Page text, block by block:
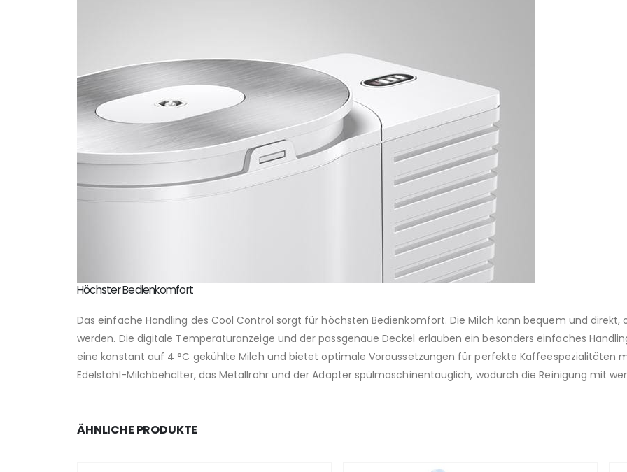
Höchster Bedienkomfort
Das einfache Handling des Cool Control sorgt für höchsten Bedienkomfort. Die Milch kann bequem und
werden. Die digitale Temperaturanzeige und der passgenaue Deckel erlauben ein besonders einfaches
eine konstant auf 4 °C gekühlte Milch und bietet optimale Voraussetzungen für perfekte Kaffeespezialitäten
Edelstahl-Milchbehälter, das Metallrohr und der Adapter spülmaschinentauglich, wodurch die Reinigung mit
ÄHNLICHE PRODUKTE